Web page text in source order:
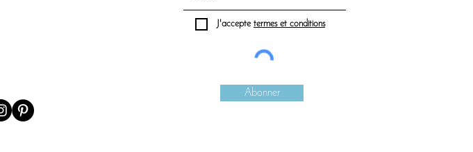
J'accepte termes et conditions
Abonner